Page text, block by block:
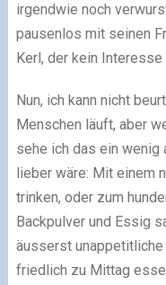
irgendwie noch
pausenlos mit seinen
Kerl, der kein
Nun, ich kann nicht
Menschen läuft, aber
sehe ich das ein wenig
lieber wäre: Mit einem
trinken, oder zum
Backpulver und Essig
äusserst
friedlich zu Mittag